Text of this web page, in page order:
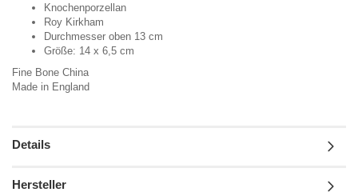
Knochenporzellan
Roy Kirkham
Durchmesser oben 13 cm
Größe: 14 x 6,5 cm
Fine Bone China
Made in England
Details
Hersteller